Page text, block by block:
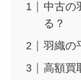
中古の
る？
羽織の
高額買